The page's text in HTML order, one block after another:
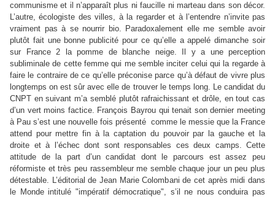
communisme et il n’apparaît plus ni faucille ni marteau dans son décor.
L’autre, écologiste des villes, à la regarder et à l’entendre n’invite pas
vraiment pas à se nourrir bio. Paradoxalement elle me semble avoir
plutôt fait une bonne publicité pour ce qu’elle a appelé dimanche soir
sur France 2 la pomme de blanche neige. Il y a une perception
subliminale de cette femme qui me semble inciter celui qui la regarde à
faire le contraire de ce qu’elle préconise parce qu’à défaut de vivre plus
longtemps on est sûr avec elle de trouver le temps long. Le candidat du
CNPT en suivant m’a semblé plutôt rafraichissant et drôle, en tout cas
d’un vert moins factice. François Bayrou qui tenait son dernier meeting
à Pau s’est une nouvelle fois présenté comme le messie que la France
attend pour mettre fin à la captation du pouvoir par la gauche et la
droite et à l’échec dont sont responsables ces deux camps. Cette
attitude de la part d’un candidat dont le parcours est assez peu
réformiste et très peu rassembleur me semble chaque jour un peu plus
détestable. L’éditorial de Jean Marie Colombani de cet après midi dans
le Monde intitulé "impératif démocratique", s’il ne nous conduira pas